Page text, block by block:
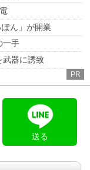
ぽん」が開業
一手
武器に誘致
PR
送る